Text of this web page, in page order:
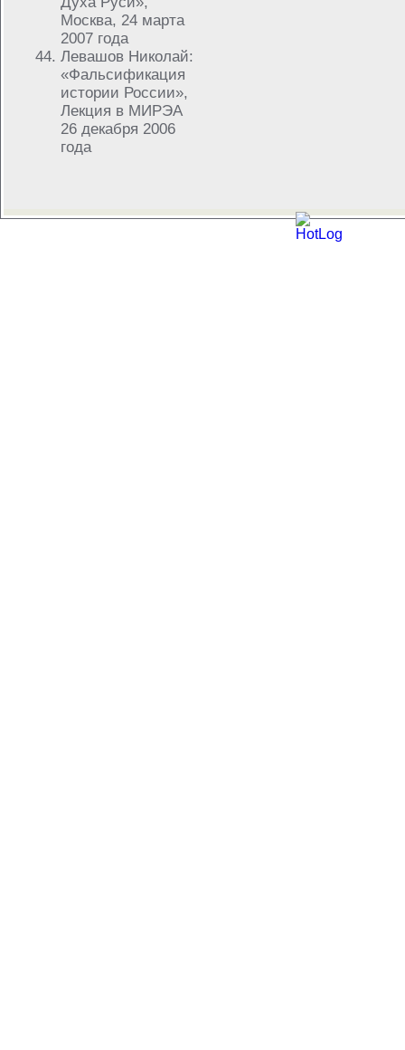
Москва, 24 марта
2007 года
Левашов Николай:
«Фальсификация
истории России»,
Лекция в МИРЭА
26 декабря 2006
года